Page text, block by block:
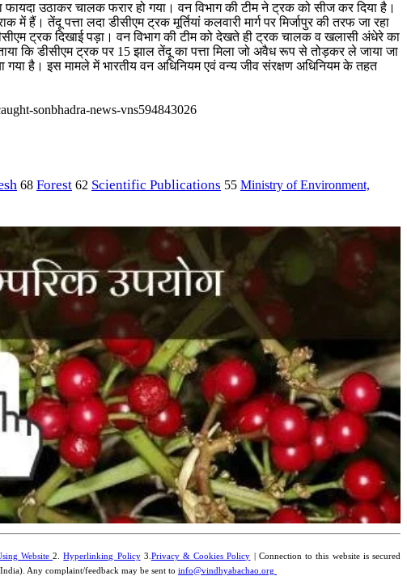
उठाकर चालक फरार हो गया। वन विभाग की टीम ने ट्रक को सीज कर दिया है।
हैं। तेंदू पत्ता लदा डीसीएम ट्रक मूर्तियां कलवारी मार्ग पर मिर्जापुर की तरफ जा रहा
ट्रक दिखाई पड़ा। वन विभाग की टीम को देखते ही ट्रक चालक व खलासी अंधेरे का
कि डीसीएम ट्रक पर 15 झाल तेंदू का पत्ता मिला जो अवैध रूप से तोड़कर ले जाया जा
है। इस मामले में भारतीय वन अधिनियम एवं वन्य जीव संरक्षण अधिनियम के तहत
sonbhadra-news-vns594843026
68 Forest 62 Scientific Publications 55 Ministry of Environment,
Website2.Hyperlinking Policy3.Privacy & Cookies Policy | Connection to this website is secured
Any complaint/feedback may be sent to info@vindhyabachao.org